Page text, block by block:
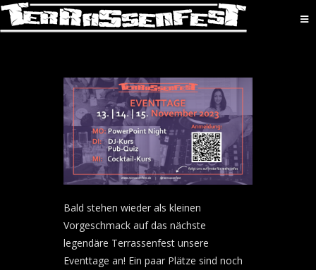
Bald stehen wieder als kleinen
Vorgeschmack auf das nächste
legendäre Terrassenfest unsere
Eventtage an! Ein paar Plätze sind noch